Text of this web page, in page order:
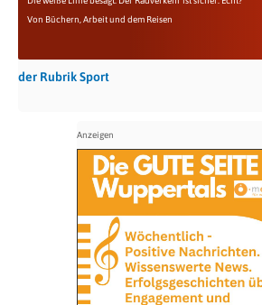
Von Büchern, Arbeit und dem Reisen
der Rubrik Sport